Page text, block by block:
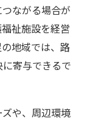
ながる場合が
祉施設を経営
地域では、路
寄与できるで
や、周辺環境